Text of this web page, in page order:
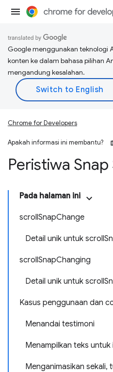
Google menggunakan teknologi
konten ke dalam bahasa pilihan
mengandung kesalahan.
Chrome for Developers
Apakah informasi ini membantu?
Peristiwa Snap
Pada halaman ini
scrollSnapChange
Detail unik untuk
scrollSnapChanging
Detail unik untuk
Kasus penggunaan dan
Menandai testimoni
Menampilkan teks
Menganimasikan sekali,